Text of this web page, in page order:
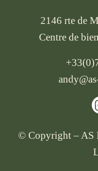
2146 rte de
Centre de
© Copyright – AS